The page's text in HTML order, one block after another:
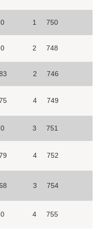
0 1 750
0 2 748
2 746
4 749
0 3 751
4 752
3 754
0 4 755